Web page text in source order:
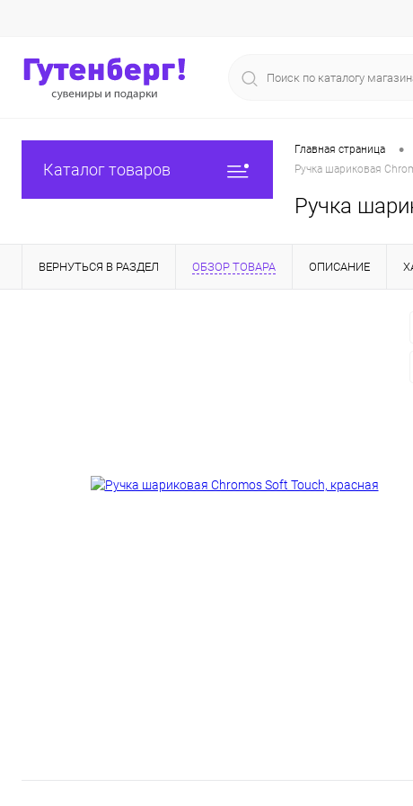
Каталог товаров
Главная страница •
Ручка шариковая
Ручка
ВЕРНУТЬСЯ В РАЗДЕЛ ОБЗОР ТОВАРА ОПИСАНИЕ